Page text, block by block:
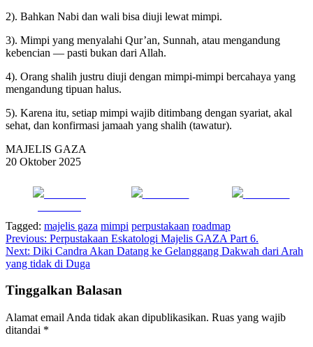
2). Bahkan Nabi dan wali bisa diuji lewat mimpi.
3). Mimpi yang menyalahi Qur’an, Sunnah, atau mengandung
kebencian — pasti bukan dari Allah.
4). Orang shalih justru diuji dengan mimpi-mimpi bercahaya yang
mengandung tipuan halus.
5). Karena itu, setiap mimpi wajib ditimbang dengan syariat, akal
sehat, dan konfirmasi jamaah yang shalih (tawatur).
MAJELIS GAZA
20 Oktober 2025
Tagged: majelis gaza mimpi perpustakaan roadmap
Navigasi
pos
Previous: Perpustakaan Eskatologi Majelis GAZA Part 6.
Next: Diki Candra Akan Datang ke Gelanggang Dakwah dari Arah
yang tidak di Duga
Tinggalkan Balasan
Alamat email Anda tidak akan dipublikasikan. Ruas yang wajib
ditandai *